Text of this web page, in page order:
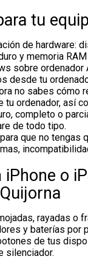
tu
de hardware:
y memoria
sobre
desde tu
no sabes cómo
tu ordenador, así
completo o
de todo tipo.
que no tengas
iPhone o
rayadas o
y baterías por
de tus
silenciador.